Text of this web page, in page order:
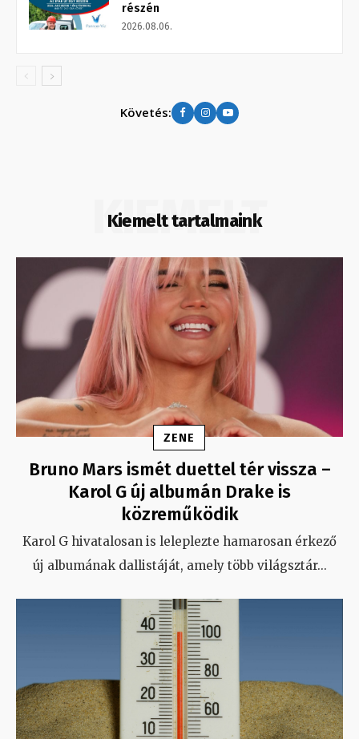
részén
2026.08.06.
Követés:
Kiemelt tartalmaink
KIEMELT
ZENE
Bruno Mars ismét duettel tér vissza –
Karol G új albumán Drake is
közreműködik
Karol G hivatalosan is leleplezte hamarosan érkező
új albumának dallistáját, amely több világsztár...